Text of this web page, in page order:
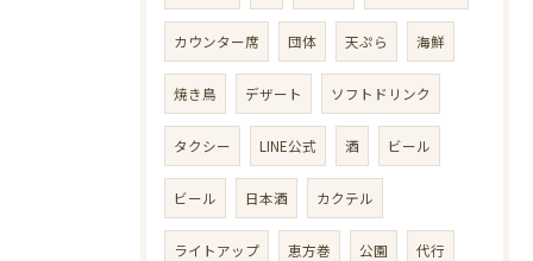
カウンター席 団体 天ぷら 海鮮
焼き鳥 デザート ソフトドリンク
タクシー LINE公式 酒 ビール
ビール 日本酒 カクテル
ライトアップ 恵方巻 公園 代行